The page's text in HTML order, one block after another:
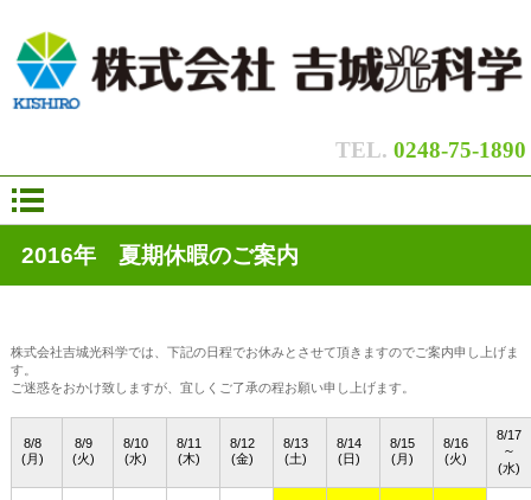
TEL. 0248-75-1890
2016年 夏期休暇のご案内
株式会社吉城光科学では、下記の日程でお休みとさせて頂きますのでご案内申し上げま
す。
ご迷惑をおかけ致しますが、宜しくご了承の程お願い申し上げます。
8/8
(月)
8/9
(火)
8/10
(水)
8/11
(木)
8/12
(金)
8/13
(土)
8/14
(日)
8/15
(月)
8/16
(火)
8/17
～
(水)